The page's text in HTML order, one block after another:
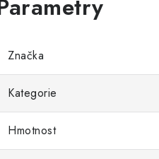
Značka
Kategorie
Hmotnost